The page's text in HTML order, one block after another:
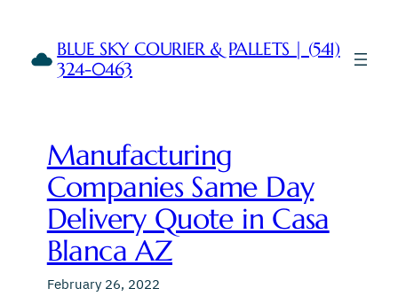
content BLUE SKY COURIER & PALLETS | (541)
324-0463
Manufacturing
Companies Same Day
Delivery Quote in Casa
Blanca AZ
February 26, 2022